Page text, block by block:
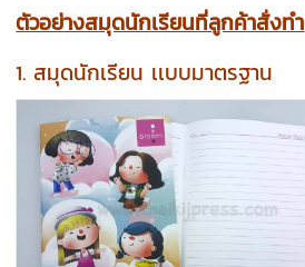
ตัวอย่างสมุดนักเรียนที่ลูกค้าสั่งทำ
1. สมุดนักเรียน เเบบมาตรฐาน